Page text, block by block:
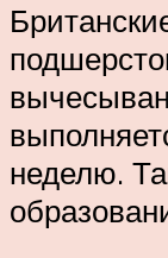
неделю.